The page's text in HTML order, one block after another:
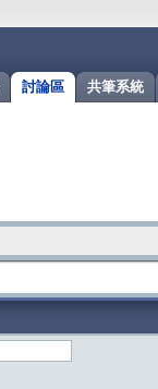
共筆系統
討論區